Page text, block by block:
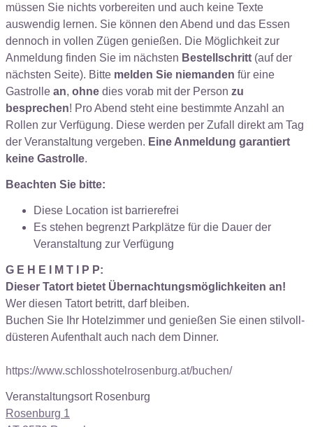
müssen Sie nichts vorbereiten und auch keine Texte
auswendig lernen. Sie können den Abend und das Essen
dennoch in vollen Zügen genießen. Die Möglichkeit zur
Anmeldung finden Sie im nächsten Bestellschritt (auf der
nächsten Seite). Bitte melden Sie niemanden für eine
Gastrolle an, ohne dies vorab mit der Person zu
besprechen! Pro Abend steht eine bestimmte Anzahl an
Rollen zur Verfügung. Diese werden per Zufall direkt am Tag
der Veranstaltung vergeben. Eine Anmeldung garantiert
keine Gastrolle.
Beachten Sie bitte:
Diese Location ist barrierefrei
Es stehen begrenzt Parkplätze für die Dauer der
Veranstaltung zur Verfügung
G E H E I M T I P P:
Dieser Tatort bietet Übernachtungsmöglichkeiten an!
Wer diesen Tatort betritt, darf bleiben.
Buchen Sie Ihr Hotelzimmer und genießen Sie einen stilvoll-
düsteren Aufenthalt auch nach dem Dinner.
https://www.schlosshotelrosenburg.at/buchen/
Veranstaltungsort Rosenburg
Rosenburg 1